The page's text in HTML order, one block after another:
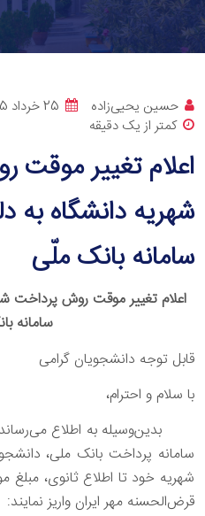
حسین یحیی‌زاده 25 خرداد 1405
کمتر از یک دقیقه
اعلام تغییر
شهریه دانشگاه به
سامانه بانک ملّی
اعلام تغییر موقت روش پرداخت
سامانه
قابل توجه دانشجویان گرامی
با سلام و احترام،
بدین‌وسیله به اطلاع
سامانه پرداخت بانک ملی،
شهریه خود تا اطلاع ثانوی، مبلغ
قرض‌الحسنه مهر ایران واریز نمایند: